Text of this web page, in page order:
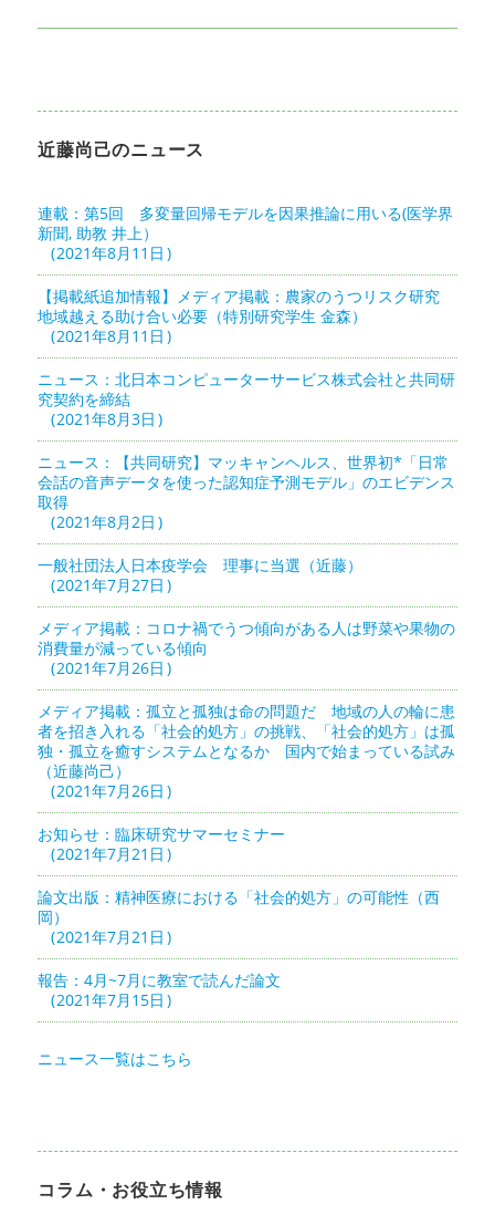
近藤尚己のニュース
連載：第5回 多変量回帰モデルを因果推論に用いる(医学界
新聞, 助教 井上）
2021年8月11日
【掲載紙追加情報】メディア掲載：農家のうつリスク研究
地域越える助け合い必要（特別研究学生 金森）
2021年8月11日
ニュース：北日本コンピューターサービス株式会社と共同研
究契約を締結
2021年8月3日
ニュース：【共同研究】マッキャンヘルス、世界初*「日常
会話の音声データを使った認知症予測モデル」のエビデンス
取得
2021年8月2日
一般社団法人日本疫学会 理事に当選（近藤）
2021年7月27日
メディア掲載：コロナ禍でうつ傾向がある人は野菜や果物の
消費量が減っている傾向
2021年7月26日
メディア掲載：孤立と孤独は命の問題だ 地域の人の輪に患
者を招き入れる「社会的処方」の挑戦、「社会的処方」は孤
独・孤立を癒すシステムとなるか 国内で始まっている試み
（近藤尚己）
2021年7月26日
お知らせ：臨床研究サマーセミナー
2021年7月21日
論文出版：精神医療における「社会的処方」の可能性（西
岡）
2021年7月21日
報告：4月~7月に教室で読んだ論文
2021年7月15日
ニュース一覧はこちら
コラム・お役立ち情報